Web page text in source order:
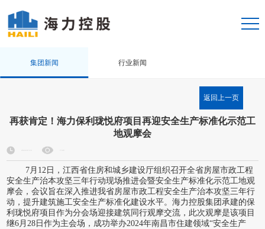
集团新闻 行业新闻
返回上一页
再获肯定！海力保利珑悦府项目再迎安全生产标准化示范工
地观摩会
7月12日，江西省住房和城乡建设厅组织召开全省房屋市政工程
安全生产治本攻坚三年行动现场推进会暨安全生产标准化示范工地观
摩会，会议旨在深入推进我省房屋市政工程安全生产治本攻坚三年行
动，提升建筑施工安全生产标准化建设水平。海力控股集团承建的保
利珑悦府项目作为分会场迎接建筑同行观摩交流，此次观摩是该项目
继6月28日作为主会场，成功举办2024年南昌市住建领域“安全生产